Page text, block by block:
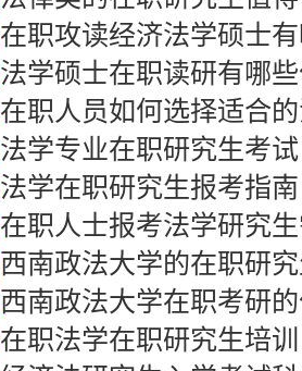
在职攻读经济法学硕士
法学硕士在职读研有哪
在职人员如何选择适合
法学专业在职研究生考试
法学在职研究生报考指
在职人士报考法学研究
西南政法大学的在职研
西南政法大学在职考研
在职法学在职研究生培训